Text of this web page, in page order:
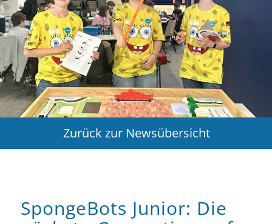
Zurück zur Newsübersicht
SpongeBots Junior: Die